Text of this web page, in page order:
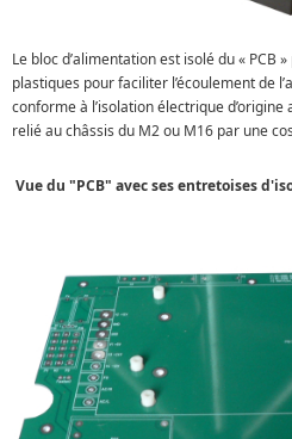
Le bloc d’alimentation est isolé du « PCB
plastiques pour faciliter l’écoulement de
conforme à l’isolation électrique d’origine
relié au châssis du M2 ou M16 par une
Vue du "PCB" avec ses entretoises